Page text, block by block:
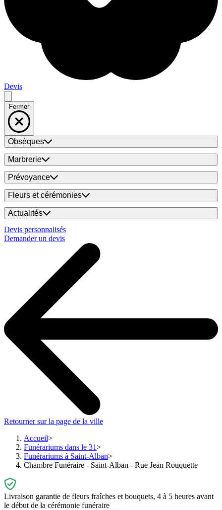
Devis
Fermer
Obsèques
Marbrerie
Prévoyance
Fleurs et cérémonies
Actualités
Devis personnalisés
Demander un devis
Retourner sur la page de la ville
Accueil
Funérariums dans le 31
Funérariums à Saint-Alban
Chambre Funéraire - Saint-Alban - Rue Jean Rouquette
Livraison garantie de fleurs fraîches et bouquets, 4 à 5 heures avant
le début de la cérémonie funéraire